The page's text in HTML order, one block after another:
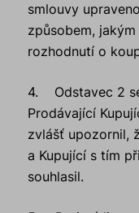
smlouvy
způsobem,
rozhodnutí o
4. Odstavec 2
Prodávající
zvlášť upozornil,
a Kupující s tím
souhlasil.